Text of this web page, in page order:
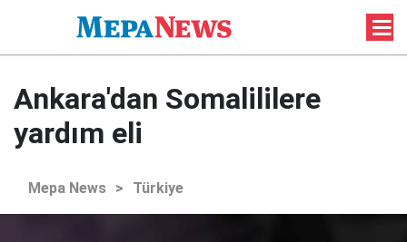
Ankara'dan Somalililere
yardım eli
Mepa News > Türkiye